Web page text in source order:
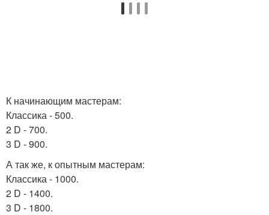
К начинающим мастерам:
Классика - 500.
2 D - 700.
3 D - 900.
А так же, к опытным мастерам:
Классика - 1000.
2 D - 1400.
3 D - 1800.